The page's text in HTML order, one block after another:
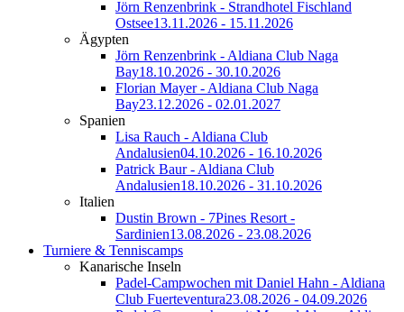
Jörn Renzenbrink - Strandhotel Fischland
Ostsee13.11.2026 - 15.11.2026
Ägypten
Jörn Renzenbrink - Aldiana Club Naga
Bay18.10.2026 - 30.10.2026
Florian Mayer - Aldiana Club Naga
Bay23.12.2026 - 02.01.2027
Spanien
Lisa Rauch - Aldiana Club
Andalusien04.10.2026 - 16.10.2026
Patrick Baur - Aldiana Club
Andalusien18.10.2026 - 31.10.2026
Italien
Dustin Brown - 7Pines Resort -
Sardinien13.08.2026 - 23.08.2026
Turniere & Tenniscamps
Kanarische Inseln
Padel-Campwochen mit Daniel Hahn - Aldiana
Club Fuerteventura23.08.2026 - 04.09.2026